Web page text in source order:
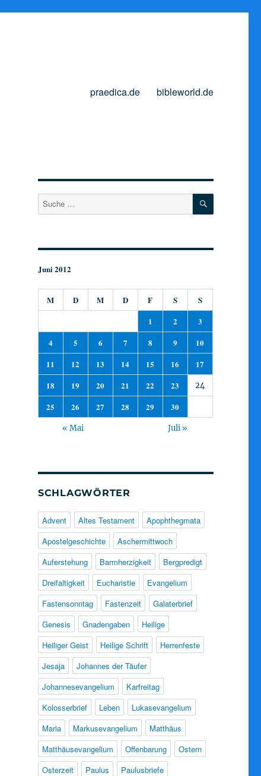
praedica.de bibleworld.de
Suche
nach:
SUCHEN
Juni 2012
M D M D F S
S
1
2
3
4
5 6 7 8 9
10
11
12 13 14 15 16
17
18
19 20 21 22 23 24
25 26 27 28 29 30
« Mai Juli »
SCHLAGWÖRTER
Advent Altes Testament
Apophthegmata
Apostelgeschichte
Aschermittwoch
Auferstehung
Barmherzigkeit
Bergpredigt
Dreifaltigkeit
Eucharistie
Evangelium
Fastensonntag
Fastenzeit
Galaterbrief
Genesis
Gnadengaben
Heilige
Heiliger Geist
Heilige Schrift
Herrenfeste
Jesaja
Johannes der Täufer
Johannesevangelium
Karfreitag
Kolosserbrief
Leben
Lukasevangelium
Maria
Markusevangelium
Matthäus
Matthäusevangelium
Offenbarung
Ostern
Osterzeit
Paulus
Paulusbriefe